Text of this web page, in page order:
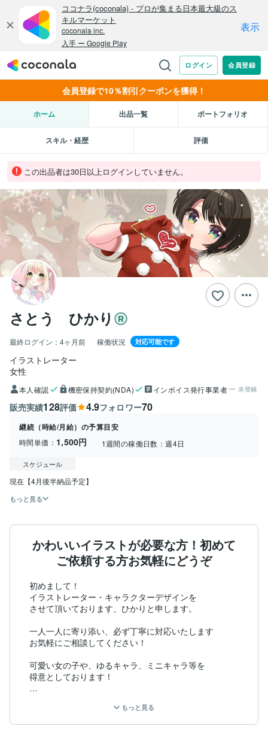
会員登録で10％割引クーポンを獲得！
ホーム 出品一覧 ポートフォリオ
スキル・経歴 評価
この出品者は30日以上ログインしていません。
さとう ひかり
最終ログイン： 4ヶ月前 稼働状況 対応可能です
イラストレーター
女性
本人確認 機密保持契約(NDA) インボイス発行事業者 未登録
販売実績128評価 4.9フォロワー70
継続（時給/月給）の予算目安
時間単価： 1,500円 1週間の稼働日数：週4日
スケジュール
現在【4月後半納品予定】
もっと見る
かわいいイラストが必要な方！初めて
ご依頼する方お気軽にどうぞ
初めまして！
イラストレーター・キャラクターデザインを
させて頂いております、ひかりと申します。
一人一人に寄り添い、必ず丁寧に対応いたします
お気軽にご相談してください！
可愛い女の子や、ゆるキャラ、ミニキャラ等を
得意としております！
版権キャラクターについて二次創作に関するガイドライ
ンの
もっと見る